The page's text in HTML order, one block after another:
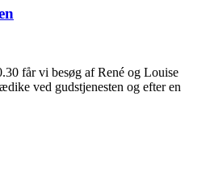
får vi besøg af René og Louise
ved gudstjenesten og efter en